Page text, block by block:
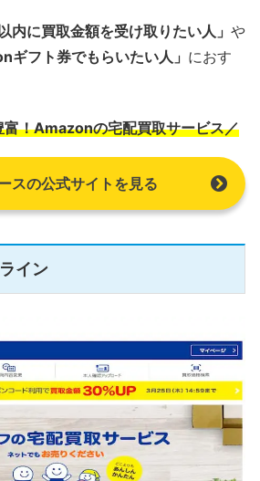
内に買取金額を受け取りたい人」 や
ギフト券でもらいたい人」 におす
富！Amazonの宅配買取サービス／
スの公式サイトを見る
イン